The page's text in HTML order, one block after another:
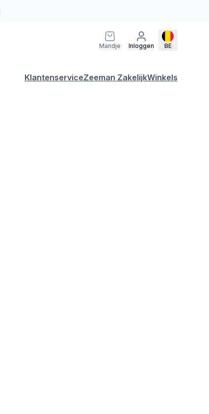
Mandje Inloggen BE
KlantenserviceZeeman ZakelijkWinkels